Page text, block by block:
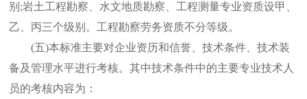
别;岩土工程勘察、水文地质勘察、工程测量专业资质设甲、
乙、丙三个级别。工程勘察劳务资质不分等级。
(五)本标准主要对企业资历和信誉、技术条件、技术装
备及管理水平进行考核。其中技术条件中的主要专业技术人
员的考核内容为：